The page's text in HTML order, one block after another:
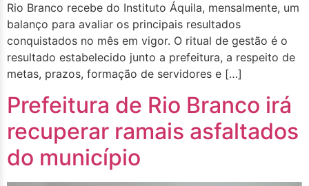
Rio Branco recebe do Instituto Áquila, mensalmente, um
balanço para avaliar os principais resultados
conquistados no mês em vigor. O ritual de gestão é o
resultado estabelecido junto a prefeitura, a respeito de
metas, prazos, formação de servidores e […]
Prefeitura de Rio Branco irá
recuperar ramais asfaltados
do município